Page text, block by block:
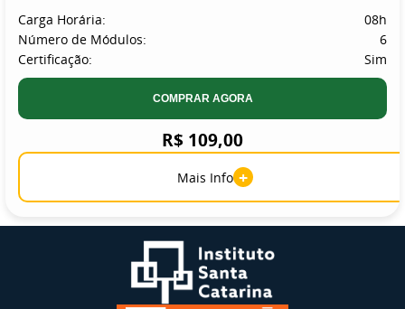
Carga Horária:
08h
Número de Módulos:
6
Certificação:
Sim
COMPRAR AGORA
R$ 109,00
Mais Info +